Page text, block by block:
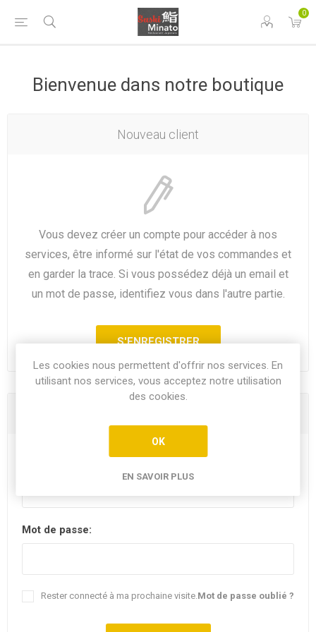
0
Bienvenue dans notre boutique
Nouveau client
Vous devez créer un compte pour accéder à nos
services, être informé sur l'état de vos commandes et
en garder la trace. Si vous possédez déjà un email et
un mot de passe, identifiez vous dans l'autre partie.
Mot de passe:
Mot de passe oublié ?
Rester connecté à ma prochaine visite.
Les cookies nous permettent d'offrir nos services. En
utilisant nos services, vous acceptez notre utilisation
des cookies.
OK
EN SAVOIR PLUS